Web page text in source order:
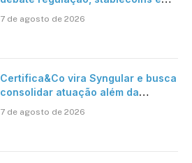
7 de agosto de 2026
Certifica&Co vira Syngular e busca
consolidar atuação além da
7 de agosto de 2026